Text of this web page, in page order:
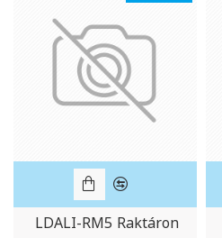
LDALI-RM5 Raktáron